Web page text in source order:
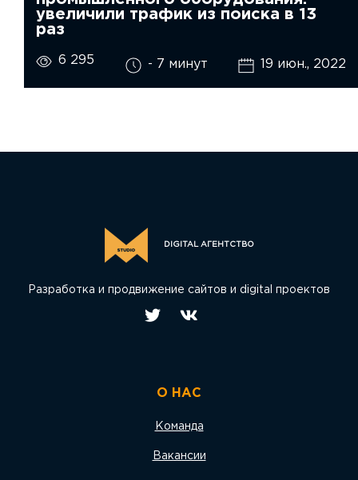
увеличили трафик из поиска в 13
раз
6 295 - 7 минут 19 июн., 2022
DIGITAL АГЕНТСТВО
Разработка и продвижение сайтов и digital проектов
О НАС
Команда
Вакансии